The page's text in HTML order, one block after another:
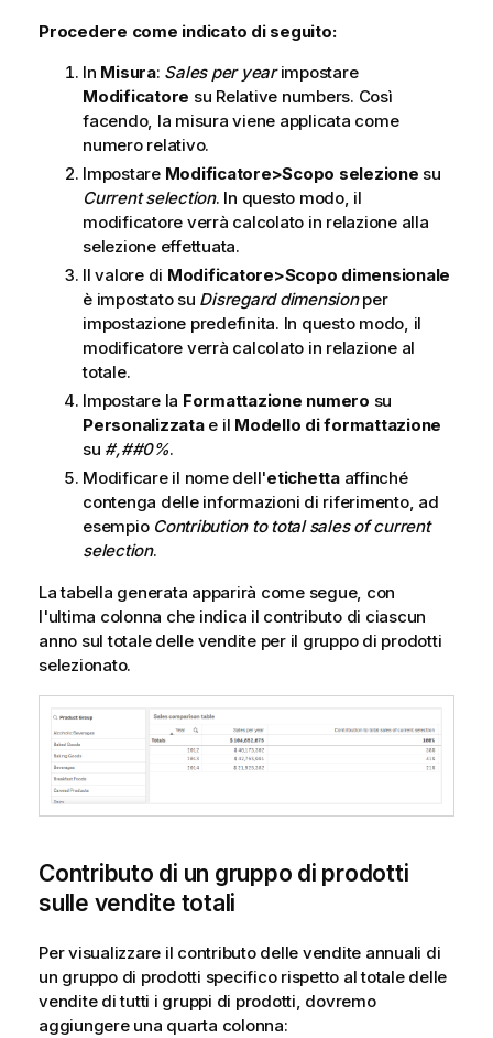
Procedere come indicato di seguito:
In Misura: Sales per yearimpostare
Modificatore su Relative numbers. Così
facendo, la misura viene applicata come
numero relativo.
Impostare Modificatore>Scopo selezione su
Current selection. In questo modo, il
modificatore verrà calcolato in relazione alla
selezione effettuata.
Il valore di Modificatore>Scopo dimensionale
è impostato su Disregard dimensionper
impostazione predefinita. In questo modo, il
modificatore verrà calcolato in relazione al
totale.
Impostare la Formattazione numero su
Personalizzatae il Modello di formattazione
su #,##0%.
Modificare il nome dell'etichettaaffinché
contenga delle informazioni di riferimento, ad
esempio Contribution to total sales of current
selection.
La tabella generata apparirà come segue, con
l'ultima colonna che indica il contributo di ciascun
anno sul totale delle vendite per il gruppo di prodotti
selezionato.
Contributo di un gruppo di prodotti
sulle vendite totali
Per visualizzare il contributo delle vendite annuali di
un gruppo di prodotti specifico rispetto al totale delle
vendite di tutti i gruppi di prodotti, dovremo
aggiungere una quarta colonna: